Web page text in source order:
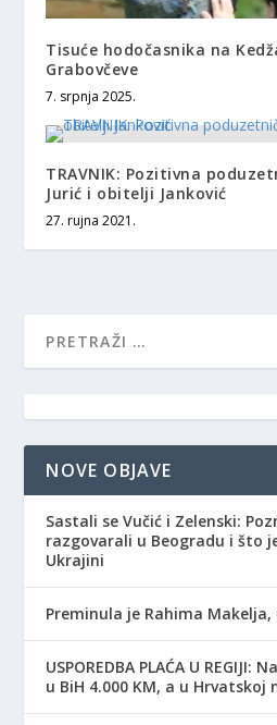
Tisuće hodočasnika na
Grabovčeve
7. srpnja 2025.
TRAVNIK: Pozitivna
Jurić i obitelji Janković
27. rujna 2021.
NOVE OBJAVE
Sastali se Vučić i Zelenski:
razgovarali u Beogradu i što
Ukrajini
Preminula je Rahima Makelja,
USPOREDBA PLAĆA U
u BiH 4.000 KM, a u Hrvatskoj